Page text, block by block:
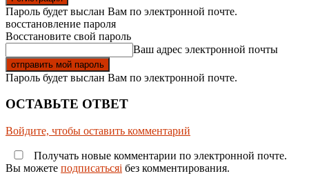
Пароль будет выслан Вам по электронной почте.
восстановление пароля
Восстановите свой пароль
Ваш адрес электронной почты
Пароль будет выслан Вам по электронной почте.
ОСТАВЬТЕ ОТВЕТ
Войдите, чтобы оставить комментарий
Получать новые комментарии по электронной почте.
Вы можете подписатьсяi без комментирования.